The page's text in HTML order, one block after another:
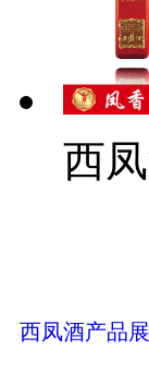
西
西凤酒产品